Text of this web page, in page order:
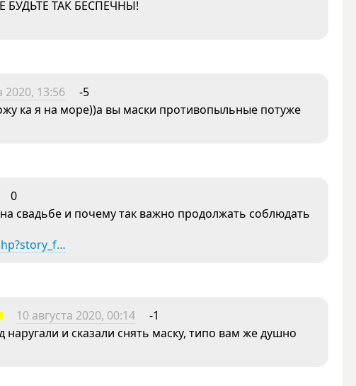
БУДЬТЕ ТАК БЕСПЕЧНЫ!
2020, 13:56
-5
ка я на море))а вы маски противопыльные потуже
0
свадьбе и почему так важно продолжать соблюдать
10 августа 2020, 00:14
-1
наругали и сказали снять маску, типо вам же душно